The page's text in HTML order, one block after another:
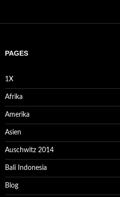
PAGES
1X
Afrika
Amerika
Asien
Auschwitz 2014
Bali Indonesia
Blog